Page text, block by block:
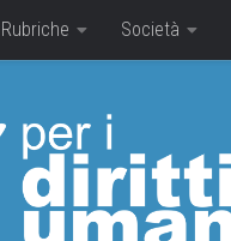
Rubriche Società